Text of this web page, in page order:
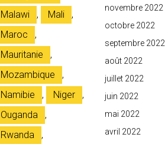
Malawi
, Mali
,
Maroc
,
Mauritanie
,
Mozambique
,
Namibie
, Niger
,
Ouganda
,
Rwanda
,
novembre 2022
octobre 2022
septembre 2022
août 2022
juillet 2022
juin 2022
mai 2022
avril 2022